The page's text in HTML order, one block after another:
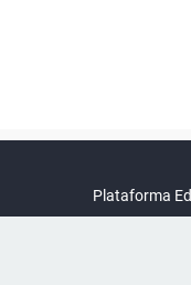
UTC+02:00
Plataforma